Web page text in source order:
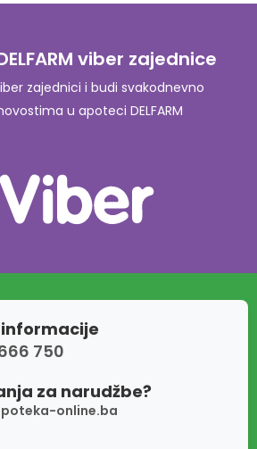
viber zajednice
zajednici i budi svakodnevno
u apoteci DELFARM
informacije
750
za narudžbe?
online.ba